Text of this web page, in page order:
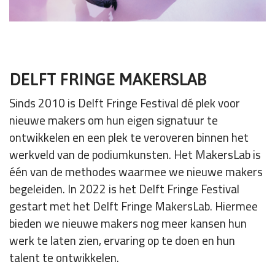
DELFT FRINGE MAKERSLAB
Sinds 2010 is Delft Fringe Festival dé plek voor
nieuwe makers om hun eigen signatuur te
ontwikkelen en een plek te veroveren binnen het
werkveld van de podiumkunsten. Het MakersLab is
één van de methodes waarmee we nieuwe makers
begeleiden. In 2022 is het Delft Fringe Festival
gestart met het Delft Fringe MakersLab. Hiermee
bieden we nieuwe makers nog meer kansen hun
werk te laten zien, ervaring op te doen en hun
talent te ontwikkelen.